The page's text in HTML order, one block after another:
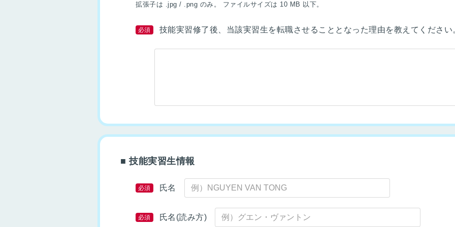
拡張子は .jpg / .png のみ。 ファイルサイズは 10 MB 以下。
必須 技能実習修了後、当該実習生を転職させることとなった理由を教えてください
■ 技能実習生情報
必須 氏名
必須 氏名(読み方)